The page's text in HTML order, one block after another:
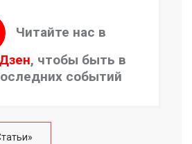
Читайте нас в
, чтобы быть в
событий